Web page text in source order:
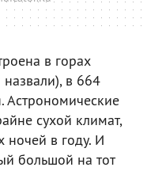
в горах
назвали), в 664
Астрономические
сухой климат,
ночей в году. И
большой на тот